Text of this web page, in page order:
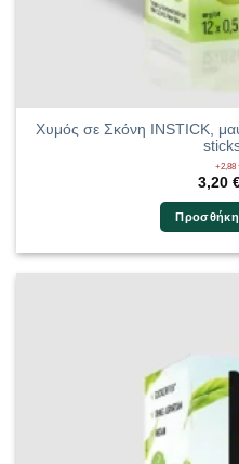
Χυμός σε Σκόνη INSTICK,
+2,88
3,20
Προσθήκη